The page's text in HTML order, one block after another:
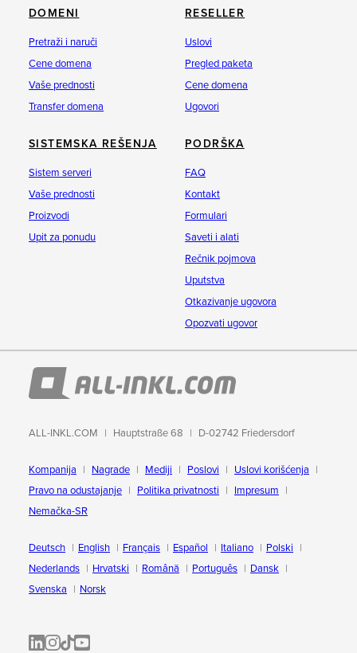
DOMENI
Pretraži i naruči
Cene domena
Vaše prednosti
Transfer domena
RESELLER
Uslovi
Pregled paketa
Cene domena
Ugovori
SISTEMSKA REŠENJA
Sistem serveri
Vaše prednosti
Proizvodi
Upit za ponudu
PODRŠKA
FAQ
Kontakt
Formulari
Saveti i alati
Rečnik pojmova
Uputstva
Otkazivanje ugovora
Opozvati ugovor
ALL-INKL.COM Hauptstraße 68 D-02742 Friedersdorf
Kompanija Nagrade Mediji Poslovi
Uslovi korišćenja
Pravo na odustajanje
Politika privatnosti
Impresum
Nemačka-SR
Deutsch English Français Español Italiano
Polski
Nederlands
Hrvatski Română Português
Dansk
Svenska
Norsk
ALL-INKL.COM | LinkedIn
ALL-INKL.COM • Instagram photos and videos
ALL-INKL.COM | TikTok
ALLINKL.COM - YouTube